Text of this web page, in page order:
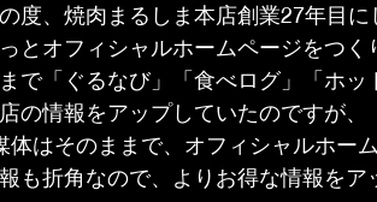
度、焼肉まるしま本店創業27年目に
とオフィシャルホームページをつく
で「ぐるなび」「食べログ」「ホッ
の情報をアップしていたのですが、
体はそのままで、オフィシャルホー
も折角なので、よりお得な情報をア